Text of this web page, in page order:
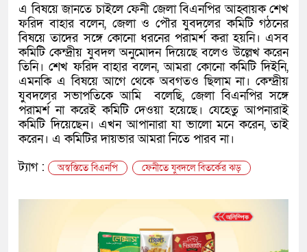
এ বিষয়ে জানতে চাইলে ফেনী জেলা বিএনপির আহ্বায়ক শেখ
ফরিদ বাহার বলেন, জেলা ও পৌর যুবদলের কমিটি গঠনের
বিষয়ে তাদের সঙ্গে কোনো ধরনের পরামর্শ করা হয়নি। এসব
কমিটি কেন্দ্রীয় যুবদল অনুমোদন দিয়েছে বলেও উল্লেখ করেন
তিনি। শেখ ফরিদ বাহার বলেন, আমরা কোনো কমিটি দিইনি,
এমনকি এ বিষয়ে আগে থেকে অবগতও ছিলাম না। কেন্দ্রীয়
যুবদলের সভাপতিকে আমি বলেছি, জেলা বিএনপির সঙ্গে
পরামর্শ না করেই কমিটি দেওয়া হয়েছে। যেহেতু আপনারাই
কমিটি দিয়েছেন। এখন আপানারা যা ভালো মনে করেন, তাই
করেন। এ কমিটির দায়ভার আমরা নিতে পারব না।
ট্যাগ :
অস্বস্তিতে বিএনপি ফেনীতে যুবদলে বিতর্কের ঝড়